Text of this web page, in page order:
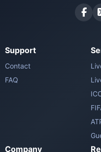
Support
Contact
FAQ
Company